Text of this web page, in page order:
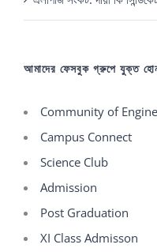
আমাদের ফেসবুক গ্রুপে যুক্ত
Community of
Campus Connect
Science Club
Admission
Post Graduation
XI Class Admisson